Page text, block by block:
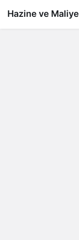
Hazine ve Maliye